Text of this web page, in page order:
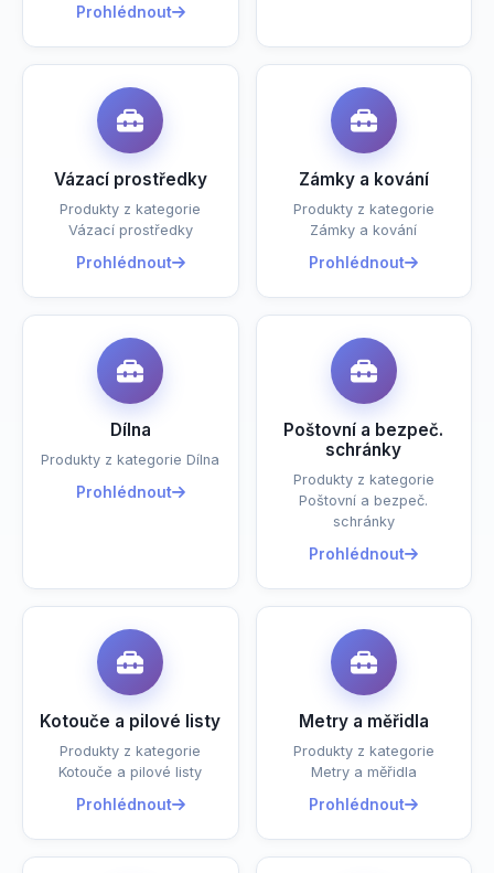
Prohlédnout
Vázací prostředky
Produkty z kategorie
Vázací prostředky
Prohlédnout
Zámky a kování
Produkty z kategorie
Zámky a kování
Prohlédnout
Dílna
Produkty z kategorie Dílna
Prohlédnout
Poštovní a bezpeč.
schránky
Produkty z kategorie
Poštovní a bezpeč.
schránky
Prohlédnout
Kotouče a pilové listy
Produkty z kategorie
Kotouče a pilové listy
Prohlédnout
Metry a měřidla
Produkty z kategorie
Metry a měřidla
Prohlédnout